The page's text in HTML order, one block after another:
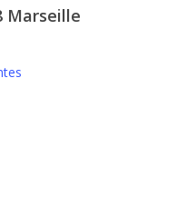
Marseille